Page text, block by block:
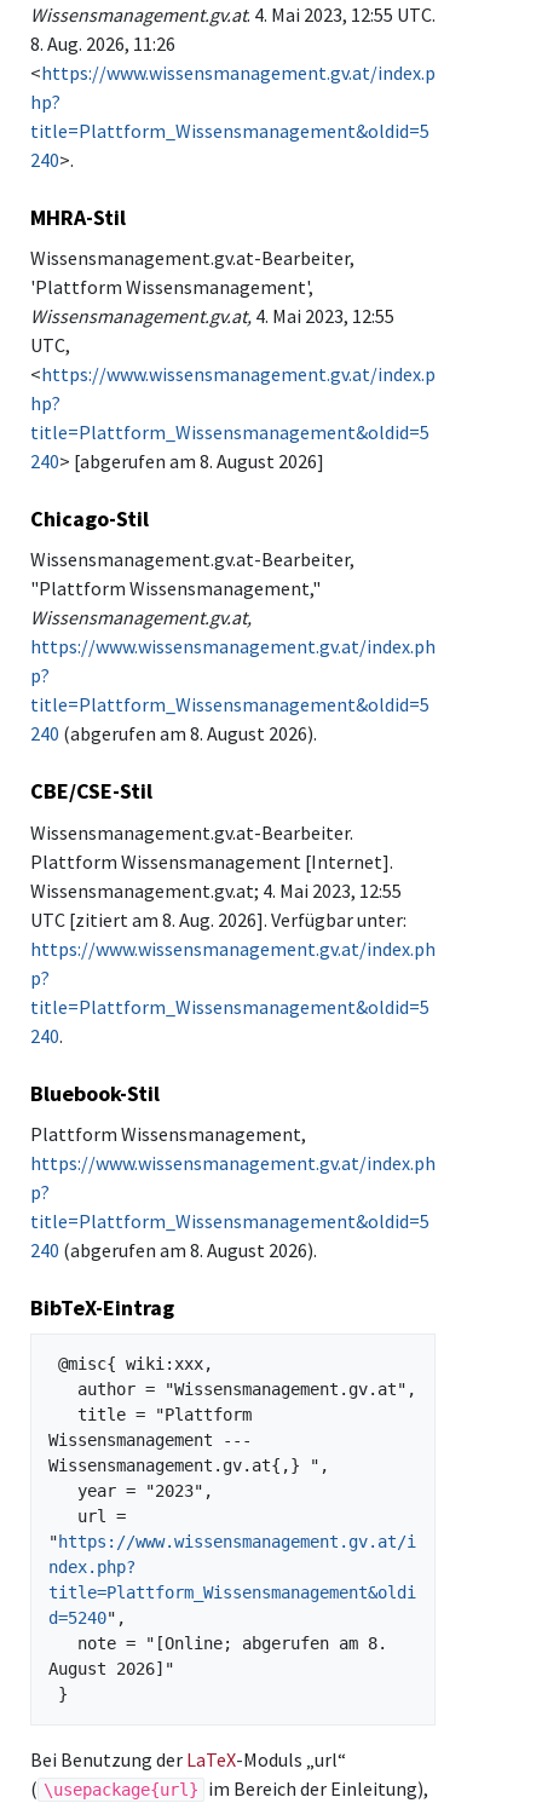
Wissensmanagement.gv.at. 4. Mai 2023, 12:55 UTC.
8. Aug. 2026, 11:26
<https://www.wissensmanagement.gv.at/index.p
hp?
title=Plattform_Wissensmanagement&oldid=5
240>.
MHRA-Stil
Wissensmanagement.gv.at-Bearbeiter,
'Plattform Wissensmanagement',
Wissensmanagement.gv.at, 4. Mai 2023, 12:55
UTC,
<https://www.wissensmanagement.gv.at/index.p
hp?
title=Plattform_Wissensmanagement&oldid=5
240> [abgerufen am 8. August 2026]
Chicago-Stil
Wissensmanagement.gv.at-Bearbeiter,
"Plattform Wissensmanagement,"
Wissensmanagement.gv.at,
https://www.wissensmanagement.gv.at/index.ph
p?
title=Plattform_Wissensmanagement&oldid=5
240 (abgerufen am 8. August 2026).
CBE/CSE-Stil
Wissensmanagement.gv.at-Bearbeiter.
Plattform Wissensmanagement [Internet].
Wissensmanagement.gv.at; 4. Mai 2023, 12:55
UTC [zitiert am 8. Aug. 2026]. Verfügbar unter:
https://www.wissensmanagement.gv.at/index.ph
p?
title=Plattform_Wissensmanagement&oldid=5
240.
Bluebook-Stil
Plattform Wissensmanagement,
https://www.wissensmanagement.gv.at/index.ph
p?
title=Plattform_Wissensmanagement&oldid=5
240 (abgerufen am 8. August 2026).
BibTeX-Eintrag
Wissensmanagement ---
Wissensmanagement.gv.at{,} ",
"https://www.wissensmanagement.gv.at/i
ndex.php?
title=Plattform_Wissensmanagement&oldi
d=5240",
August 2026]"
Bei Benutzung der LaTeX-Moduls „url“
( \usepackage{url}
im Bereich der Einleitung),